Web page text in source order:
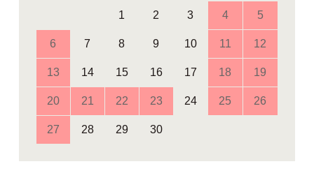
1 2 3 4 5
6 7 8 9 10 11 12
13 14 15 16 17 18 19
20 21 22 23 24 25 26
27 28 29 30